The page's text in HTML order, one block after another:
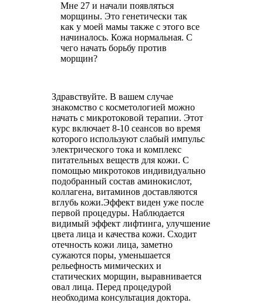
Мне 27 и начали появляться
морщины. Это генетически так
как у моей мамы также с этого все
начиналось. Кожа нормальная. С
чего начать борьбу против
морщин?
Здравствуйте. В вашем случае
знакомство с косметологией можно
начать с микротоковой терапии. Этот
курс включает 8-10 сеансов во время
которого используют слабый импульс
электрического тока и комплекс
питательных веществ для кожи. С
помощью микротоков индивидуально
подобранный состав аминокислот,
коллагена, витаминов доставляются
вглубь кожи.Эффект виден уже после
первой процедуры. Наблюдается
видимый эффект лифтинга, улучшение
цвета лица и качества кожи. Сходит
отечность кожи лица, заметно
сужаются поры, уменьшается
рельефность мимических и
статических морщин, выравнивается
овал лица. Перед процедурой
необходима консультация доктора.